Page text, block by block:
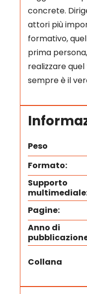
concrete.
attori più
formativo,
prima
realizzare
sempre è il
Peso
Formato:
Supporto
Pagine:
Anno di
Collana